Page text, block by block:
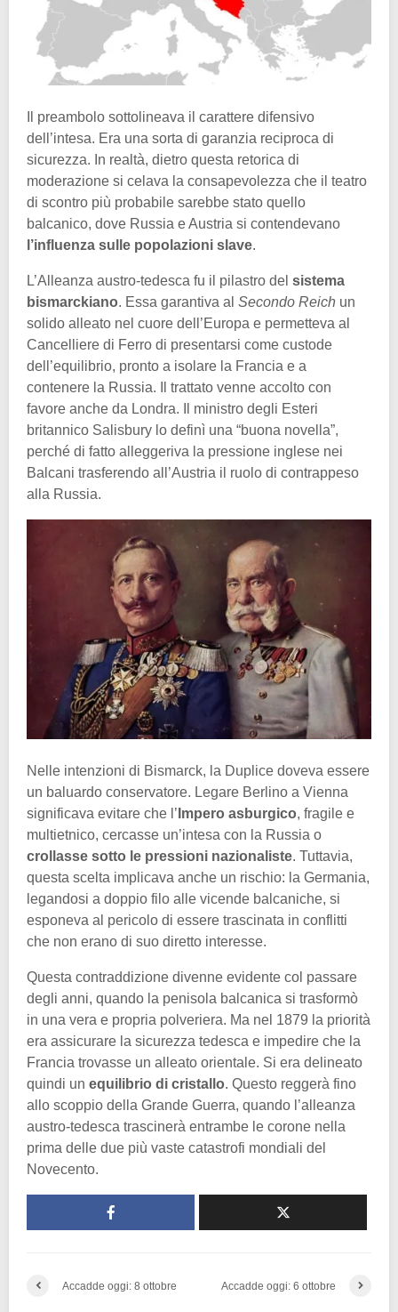
Il preambolo sottolineava il carattere difensivo
dell’intesa. Era una sorta di garanzia reciproca di
sicurezza. In realtà, dietro questa retorica di
moderazione si celava la consapevolezza che il teatro
di scontro più probabile sarebbe stato quello
balcanico, dove Russia e Austria si contendevano
l’influenza sulle popolazioni slave.
L’Alleanza austro-tedesca fu il pilastro del sistema
bismarckiano. Essa garantiva al Secondo Reich un
solido alleato nel cuore dell’Europa e permetteva al
Cancelliere di Ferro di presentarsi come custode
dell’equilibrio, pronto a isolare la Francia e a
contenere la Russia. Il trattato venne accolto con
favore anche da Londra. Il ministro degli Esteri
britannico Salisbury lo definì una “buona novella”,
perché di fatto alleggeriva la pressione inglese nei
Balcani trasferendo all’Austria il ruolo di contrappeso
alla Russia.
Nelle intenzioni di Bismarck, la Duplice doveva essere
un baluardo conservatore. Legare Berlino a Vienna
significava evitare che l’ Impero asburgico, fragile e
multietnico, cercasse un’intesa con la Russia o
crollasse sotto le pressioni nazionaliste. Tuttavia,
questa scelta implicava anche un rischio: la Germania,
legandosi a doppio filo alle vicende balcaniche, si
esponeva al pericolo di essere trascinata in conflitti
che non erano di suo diretto interesse.
Questa contraddizione divenne evidente col passare
degli anni, quando la penisola balcanica si trasformò
in una vera e propria polveriera. Ma nel 1879 la priorità
era assicurare la sicurezza tedesca e impedire che la
Francia trovasse un alleato orientale. Si era delineato
quindi un equilibrio di cristallo. Questo reggerà fino
allo scoppio della Grande Guerra, quando l’alleanza
austro-tedesca trascinerà entrambe le corone nella
prima delle due più vaste catastrofi mondiali del
Novecento.
Accadde oggi: 8 ottobre Accadde oggi: 6 ottobre